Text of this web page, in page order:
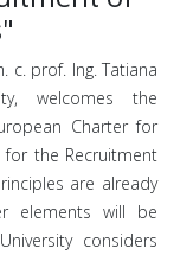
c. prof. Ing. Tatiana
welcomes the
Charter for
the Recruitment
are already
elements will be
considers